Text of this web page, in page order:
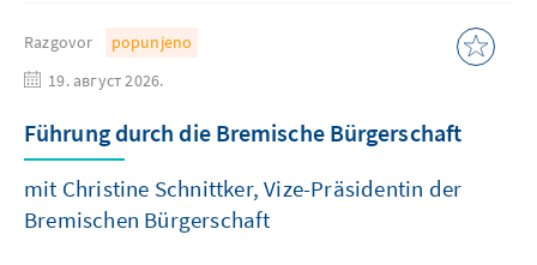
Razgovor
popunjeno
19. август 2026.
Führung durch die Bremische Bürgerschaft
mit Christine Schnittker, Vize-Präsidentin der
Bremischen Bürgerschaft